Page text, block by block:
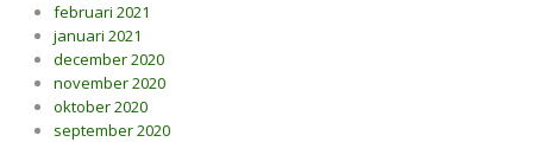
februari 2021
januari 2021
december 2020
november 2020
oktober 2020
september 2020